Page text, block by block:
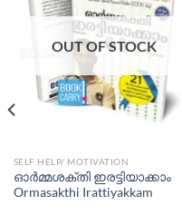
OUT OF STOCK
SELF HELP/ MOTIVATION
ഓര്‍മ്മശക്തി ഇരട്ടിയാക്കാം
Ormasakthi Irattiyakkam